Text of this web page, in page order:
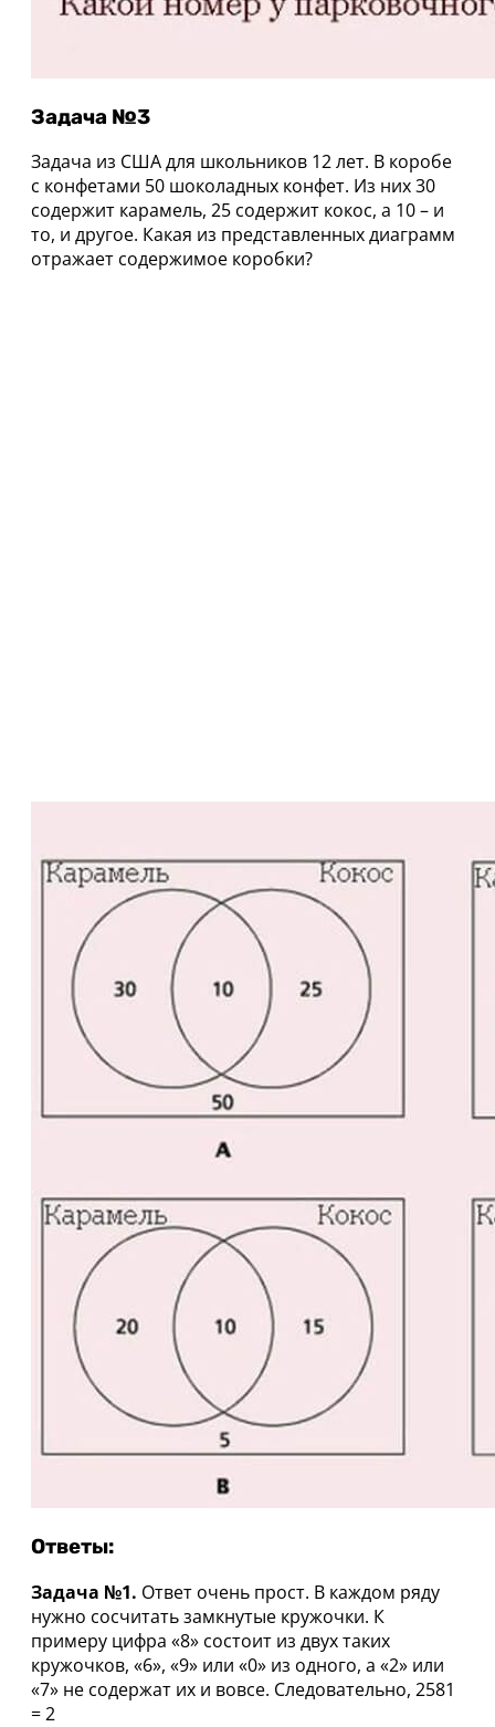
Задача №3
Задача из США для школьников 12 лет. В коробе
с конфетами 50 шоколадных конфет. Из них 30
содержит карамель, 25 содержит кокос, а 10 – и
то, и другое. Какая из представленных диаграмм
отражает содержимое коробки?
Ответы:
Задача №1. Ответ очень прост. В каждом ряду
нужно сосчитать замкнутые кружочки. К
примеру цифра «8» состоит из двух таких
кружочков, «6», «9» или «0» из одного, а «2» или
«7» не содержат их и вовсе. Следовательно, 2581
= 2